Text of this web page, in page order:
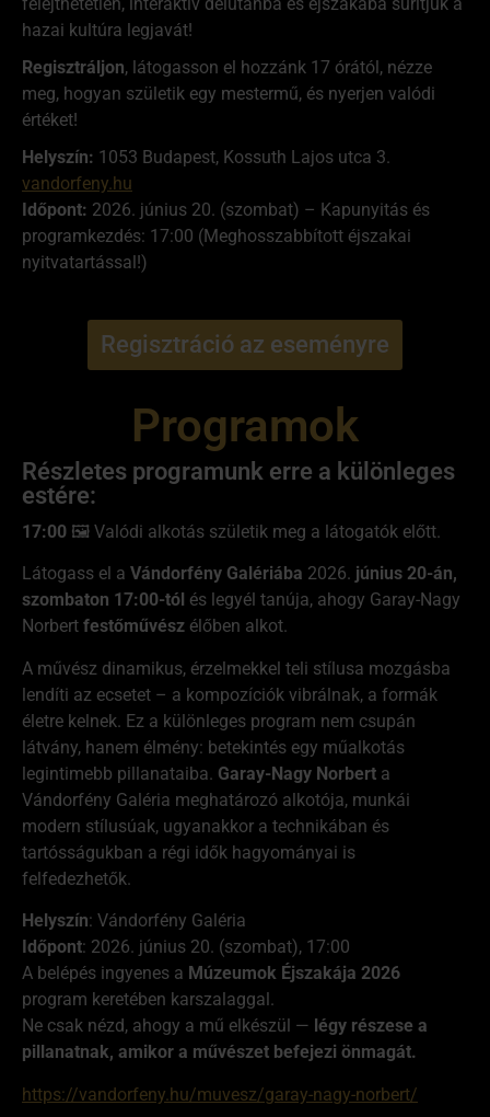
hazai kultúra legjavát!
Regisztráljon, látogasson el hozzánk 17 órától, nézze
meg, hogyan születik egy mestermű, és nyerjen valódi
értéket!
Helyszín: 1053 Budapest, Kossuth Lajos utca 3.
vandorfeny.hu
Időpont: 2026. június 20. (szombat) – Kapunyitás és
programkezdés: 17:00 (Meghosszabbított éjszakai
nyitvatartással!)
Regisztráció az eseményre
Programok
Részletes programunk erre a különleges
estére:
17:00 🖼️ Valódi alkotás születik meg a látogatók előtt.
Látogass el a Vándorfény Galériába 2026. június 20-án,
szombaton 17:00-tól és legyél tanúja, ahogy Garay-Nagy
Norbert festőművész élőben alkot.
A művész dinamikus, érzelmekkel teli stílusa mozgásba
lendíti az ecsetet – a kompozíciók vibrálnak, a formák
életre kelnek. Ez a különleges program nem csupán
látvány, hanem élmény: betekintés egy műalkotás
legintimebb pillanataiba. Garay-Nagy Norbert a
Vándorfény Galéria meghatározó alkotója, munkái
modern stílusúak, ugyanakkor a technikában és
tartósságukban a régi idők hagyományai is
felfedezhetők.
Helyszín: Vándorfény Galéria
Időpont: 2026. június 20. (szombat), 17:00
A belépés ingyenes a Múzeumok Éjszakája 2026
program keretében karszalaggal.
Ne csak nézd, ahogy a mű elkészül — légy részese a
pillanatnak, amikor a művészet befejezi önmagát.
https://vandorfeny.hu/muvesz/garay-nagy-norbert/